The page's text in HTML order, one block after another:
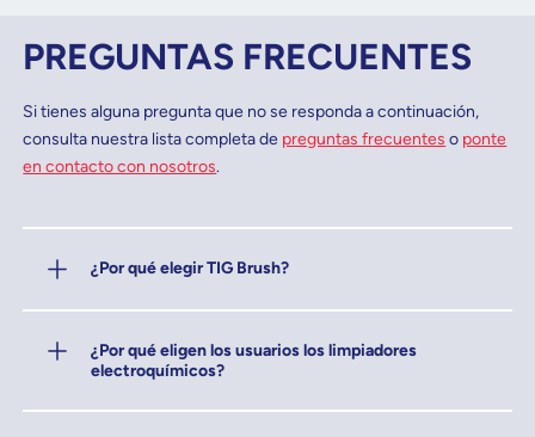
PREGUNTAS FRECUENTES
Si tienes alguna pregunta que no se responda a continuación,
consulta nuestra lista completa de preguntas frecuentes o ponte
en contacto con nosotros.
¿Por qué elegir TIG Brush?
¿Por qué eligen los usuarios los limpiadores
electroquímicos?